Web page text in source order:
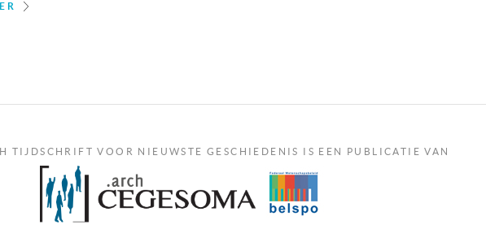
TIJDSCHRIFT VOOR NIEUWSTE GESCHIEDENIS IS EEN PUBLICATIE VAN